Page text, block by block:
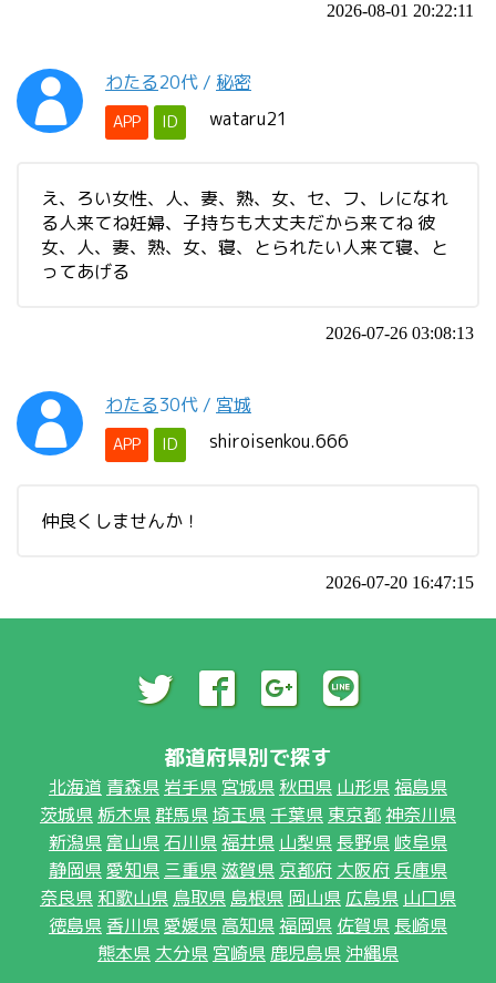
2026-08-01 20:22:11
わたる20代 / 秘密
APP ID wataru21
え、ろい女性、人、妻、熟、女、セ、フ、レになれ
る人来てね妊婦、子持ちも大丈夫だから来てね 彼
女、人、妻、熟、女、寝、とられたい人来て寝、と
ってあげる
2026-07-26 03:08:13
わたる30代 / 宮城
APP ID shiroisenkou.666
仲良くしませんか！
2026-07-20 16:47:15
都道府県別で探す
北海道 青森県 岩手県 宮城県 秋田県 山形県福島県
茨城県 栃木県群馬県埼玉県 千葉県 東京都神奈川県
新潟県 富山県 石川県福井県 山梨県 長野県 岐阜県
静岡県愛知県 三重県滋賀県 京都府 大阪府 兵庫県
奈良県 和歌山県 鳥取県 島根県 岡山県 広島県 山口県
徳島県 香川県愛媛県 高知県福岡県 佐賀県 長崎県
熊本県 大分県 宮崎県 鹿児島県 沖縄県